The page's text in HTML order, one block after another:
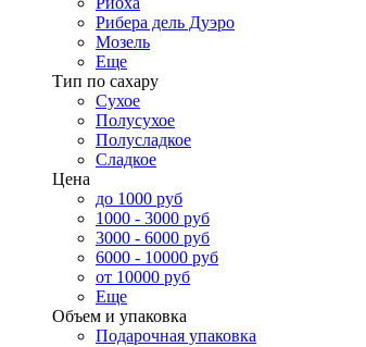
Рибера дель Дуэро
Мозель
Еще
Тип по сахару
Сухое
Полусухое
Полусладкое
Сладкое
Цена
до 1000 руб
1000 - 3000 руб
3000 - 6000 руб
6000 - 10000 руб
от 10000 руб
Еще
Объем и упаковка
Подарочная упаковка